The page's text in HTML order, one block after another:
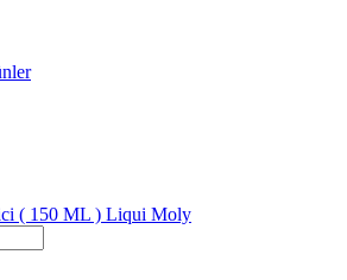
( 150 ML ) Liqui Moly